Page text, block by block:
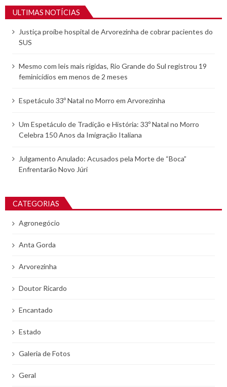
ULTIMAS NOTÍCIAS
Justiça proíbe hospital de Arvorezinha de cobrar pacientes do
SUS
Mesmo com leis mais rígidas, Rio Grande do Sul registrou 19
feminicídios em menos de 2 meses
Espetáculo 33º Natal no Morro em Arvorezinha
Um Espetáculo de Tradição e História: 33º Natal no Morro
Celebra 150 Anos da Imigração Italiana
Julgamento Anulado: Acusados pela Morte de “Boca”
Enfrentarão Novo Júri
CATEGORIAS
Agronegócio
Anta Gorda
Arvorezinha
Doutor Ricardo
Encantado
Estado
Galeria de Fotos
Geral